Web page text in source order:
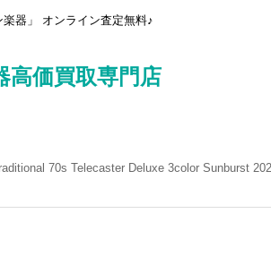
器」 オンライン査定無料♪
高価買取専門店
70s Telecaster Deluxe 3color Sunburst